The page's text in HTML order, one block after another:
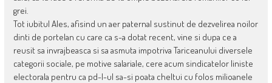
grei.
Tot iubitul Ales, afisind un aer paternal sustinut de dezvelirea noilor
dinti de portelan cu care ca s-a dotat recent, vine si dupa ce a
reusit sa invrajbeasca si sa asmuta impotriva Tariceanului diversele
categorii sociale, pe motive salariale, cere acum sindicatelor liniste
electorala pentru ca pd-l-ul sa-si poata cheltui cu folos milioanele